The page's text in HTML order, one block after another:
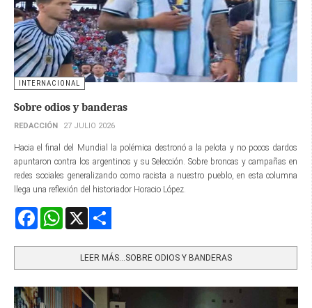
INTERNACIONAL
Sobre odios y banderas
REDACCIÓN 27 JULIO 2026
Hacia el final del Mundial la polémica destronó a la pelota y no pocos dardos
apuntaron contra los argentinos y su Selección. Sobre broncas y campañas en
redes sociales generalizando como racista a nuestro pueblo, en esta columna
llega una reflexión del historiador Horacio López.
FacebookWhatsApp
LEER MÁS…SOBRE ODIOS Y BANDERAS